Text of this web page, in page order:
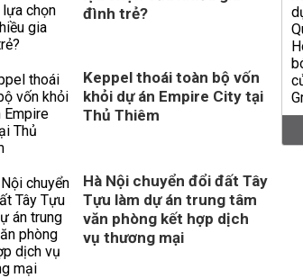
đình trẻ?
Keppel thoái toàn bộ vốn
khỏi dự án Empire City tại
Thủ Thiêm
Hà Nội chuyển đổi đất Tây
Tựu làm dự án trung tâm
văn phòng kết hợp dịch
vụ thương mại